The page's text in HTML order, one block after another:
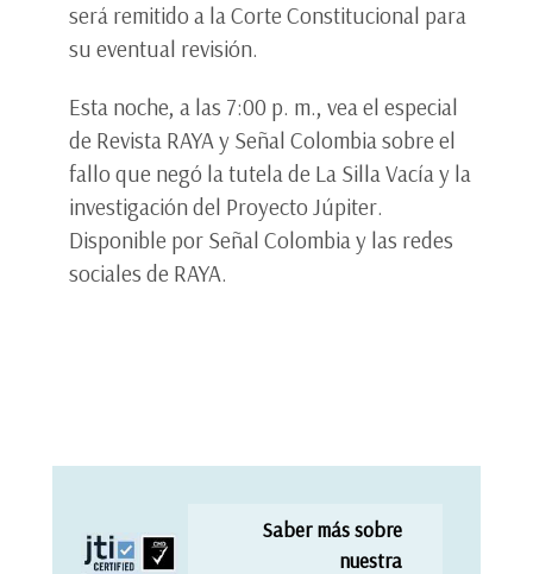
será remitido a la Corte Constitucional para
su eventual revisión.
Esta noche, a las 7:00 p. m., vea el especial
de Revista RAYA y Señal Colombia sobre el
fallo que negó la tutela de La Silla Vacía y la
investigación del Proyecto Júpiter.
Disponible por Señal Colombia y las redes
sociales de RAYA.
Saber más sobre
nuestra